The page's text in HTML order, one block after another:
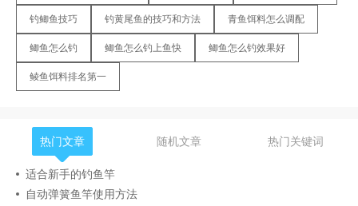
钓鲫鱼技巧 钓黄尾鱼的技巧和方法 青鱼饵料怎么调配
鲫鱼怎么钓 鲫鱼怎么钓上鱼快 鲫鱼怎么钓效果好
鲮鱼饵料排名第一
热门文章 随机文章 热门关键词
适合新手的钓鱼竿
自动弹簧鱼竿使用方法